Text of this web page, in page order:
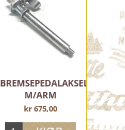
BREMSEPEDALAKSEL
M/ARM
kr 675,00